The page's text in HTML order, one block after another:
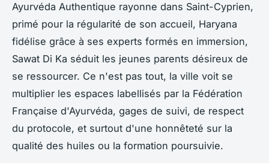
Ayurvéda Authentique rayonne dans Saint-Cyprien,
primé pour la régularité de son accueil, Haryana
fidélise grâce à ses experts formés en immersion,
Sawat Di Ka séduit les jeunes parents désireux de
se ressourcer. Ce n'est pas tout, la ville voit se
multiplier les espaces labellisés par la Fédération
Française d'Ayurvéda, gages de suivi, de respect
du protocole, et surtout d'une honnêteté sur la
qualité des huiles ou la formation poursuivie.